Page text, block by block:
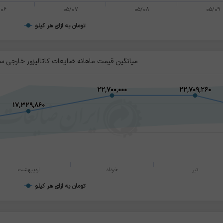
تومان به ازای هر کیلو
05/07 05/08 05/09
میانگین قیمت ماهانه ضایعات کاتالیزور خارجی
۱۷,۳۲۹,۸۶۰
۱۷,۳۲۹,۸۶۰
۲۲,۷۰۰,۰۰۰
۲۲,۷۰۰,۰۰۰ ۲۲,۷۰۹,۲۶۰
۲۲,۷۰۹,۲۶۰
تومان به ازای هر کیلو
اردیبهشت خرداد تیر